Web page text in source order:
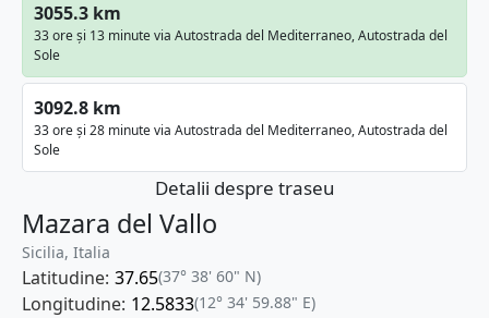
3055.3 km
33 ore și 13 minute via Autostrada del Mediterraneo, Autostrada del
Sole
3092.8 km
33 ore și 28 minute via Autostrada del Mediterraneo, Autostrada del
Sole
Detalii despre traseu
Mazara del Vallo
Sicilia, Italia
Latitudine: 37.65(37° 38' 60" N)
Longitudine: 12.5833(12° 34' 59.88" E)